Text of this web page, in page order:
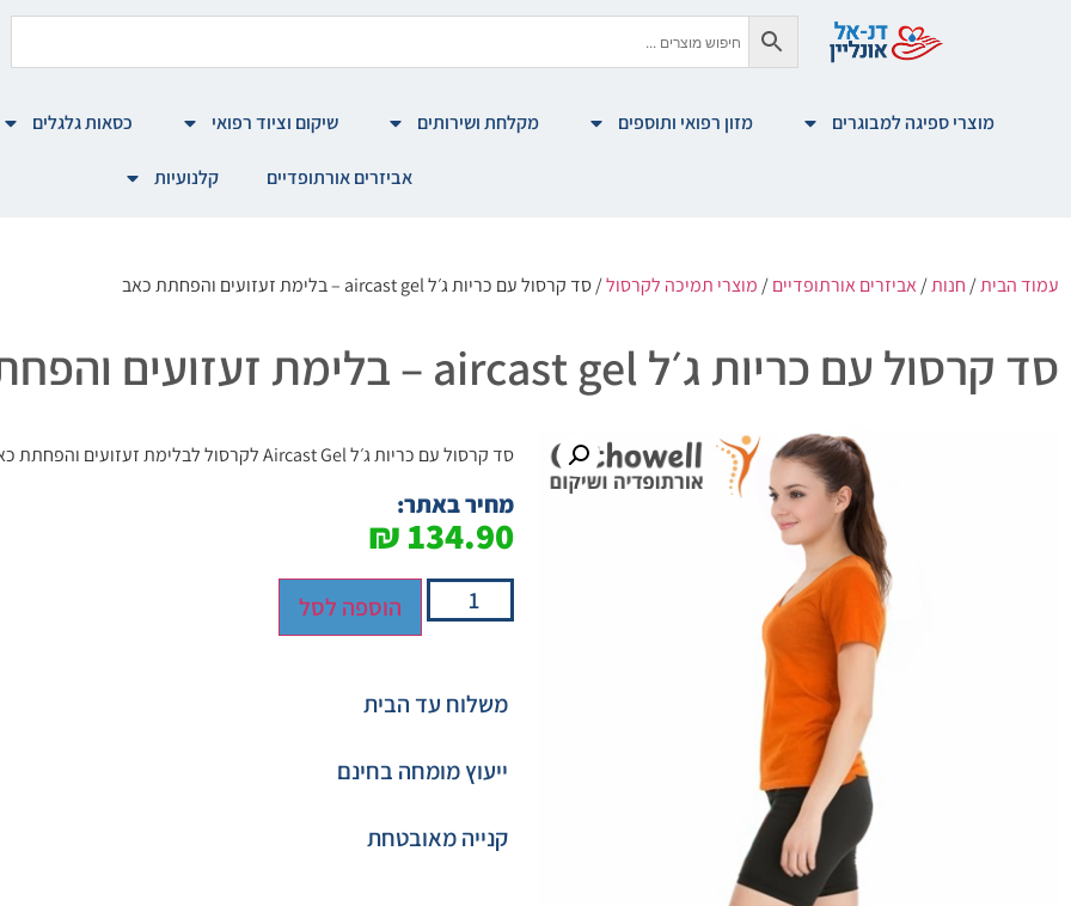
מוצרי ספיגה למבוגרים מזון רפואי ותוספים מקלחת ושירותים שיקום וציוד רפואי כסאות גלגלים
אביזרים אורתופדיים קלנועיות
עמוד הבית/ חנות/ אביזרים אורתופדיים/ מוצרי תמיכה לקרסול/ סד קרסול עם כריות ג׳ל aircast gel – בלימת זעזועים והפחתת כאב
סד קרסול עם כריות ג׳ל aircast gel – בלימת זעזועים והפחתת כאב
סד קרסול עם כריות ג׳ל Aircast Gel לקרסול לבלימת זעזועים והפחתת כאב בזמן הליכה.
מחיר באתר:
134.90
₪
הוספה לסל
משלוח עד הבית
ייעוץ מומחה בחינם
קנייה מאובטחת